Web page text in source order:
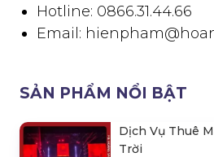
Hotline: 0866.31.44.66
Email:
SẢN PHẨM NỔI BẬT
Dịch Vụ Thuê
Trời